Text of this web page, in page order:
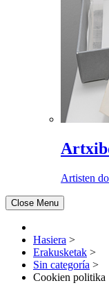
Artisten
Close Menu
Hasiera >
Erakusketak >
Sin categoría >
Cookien politika